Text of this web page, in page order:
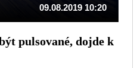
09.08.2019 10:20
pulsované, dojde k